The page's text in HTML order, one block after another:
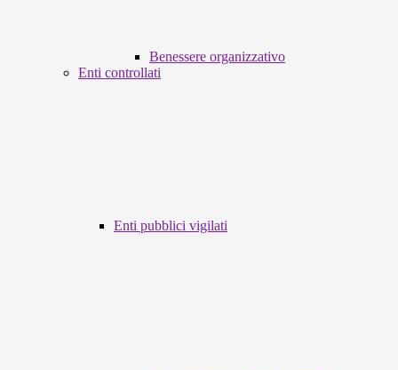
Benessere organizzativo
Enti controllati
Enti pubblici vigilati